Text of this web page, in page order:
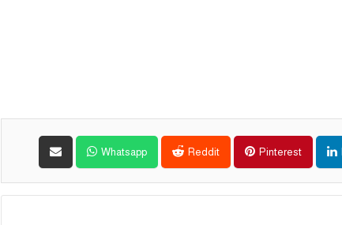
Pinterest
Reddit
Whatsapp